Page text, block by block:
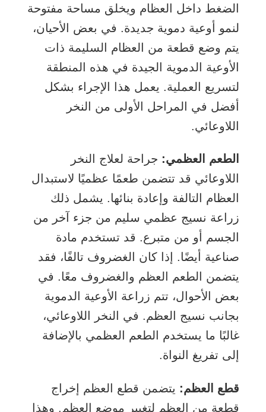
الضغط داخل العظام ويخلق مساحة مفتوحة
لنمو أوعية دموية جديدة. في بعض الأحيان،
يتم وضع قطعة من العظام السليمة ذات
الأوعية الدموية الجيدة في هذه المنطقة
لتسريع العملية. يعمل هذا الإجراء بشكل
أفضل في المراحل الأولى من النخر
اللاوعائي.
الطعم العظمي: جراحة لعلاج النخر
اللاوعائي قد تتضمن طعمًا عظميًا لاستبدال
العظام التالفة وإعادة بنائها. يشمل ذلك
زراعة نسيج عظمي سليم من جزء آخر من
الجسم أو من متبرع. قد تستخدم مادة
صناعية أيضًا. إذا كان الغضروف تالفًا، فقد
يتضمن الطعم العظم والغضروف معًا. في
بعض الأحوال، تتم زراعة الأوعية الدموية
بجانب نسيج العظم. في النخر اللاوعائي،
غالبًا ما يستخدم الطعم العظمي بالإضافة
إلى تفريغ النواة.
قطع العظم: يتضمن قطع العظم إخراج
قطعة من العظم لتغيير موضع العظم. وهذا